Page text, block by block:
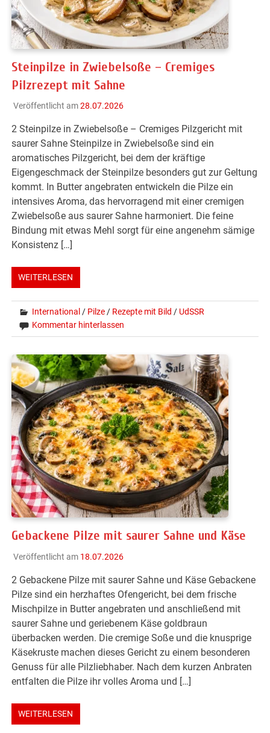
Steinpilze in Zwiebelsoße – Cremiges
Pilzrezept mit Sahne
Veröffentlicht am28.07.2026
2 Steinpilze in Zwiebelsoße – Cremiges Pilzgericht mit
saurer Sahne Steinpilze in Zwiebelsoße sind ein
aromatisches Pilzgericht, bei dem der kräftige
Eigengeschmack der Steinpilze besonders gut zur Geltung
kommt. In Butter angebraten entwickeln die Pilze ein
intensives Aroma, das hervorragend mit einer cremigen
Zwiebelsoße aus saurer Sahne harmoniert. Die feine
Bindung mit etwas Mehl sorgt für eine angenehm sämige
Konsistenz […]
WEITERLESEN
International / Pilze/ Rezepte mit Bild / UdSSR
Kommentar hinterlassen
Gebackene Pilze mit saurer Sahne und Käse
Veröffentlicht am 18.07.2026
2 Gebackene Pilze mit saurer Sahne und Käse Gebackene
Pilze sind ein herzhaftes Ofengericht, bei dem frische
Mischpilze in Butter angebraten und anschließend mit
saurer Sahne und geriebenem Käse goldbraun
überbacken werden. Die cremige Soße und die knusprige
Käsekruste machen dieses Gericht zu einem besonderen
Genuss für alle Pilzliebhaber. Nach dem kurzen Anbraten
entfalten die Pilze ihr volles Aroma und […]
WEITERLESEN